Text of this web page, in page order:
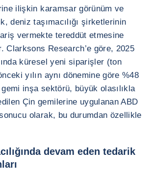
ilişkin karamsar görünüm ve
deniz taşımacılığı şirketlerinin
vermekte tereddüt etmesine
Clarksons Research’e göre, 2025
küresel yeni siparişler (ton
yılın aynı dönemine göre %48
gemi inşa sektörü, büyük olasılıkla
Çin gemilerine uygulanan ABD
olarak, bu durumdan özellikle
devam eden tedarik